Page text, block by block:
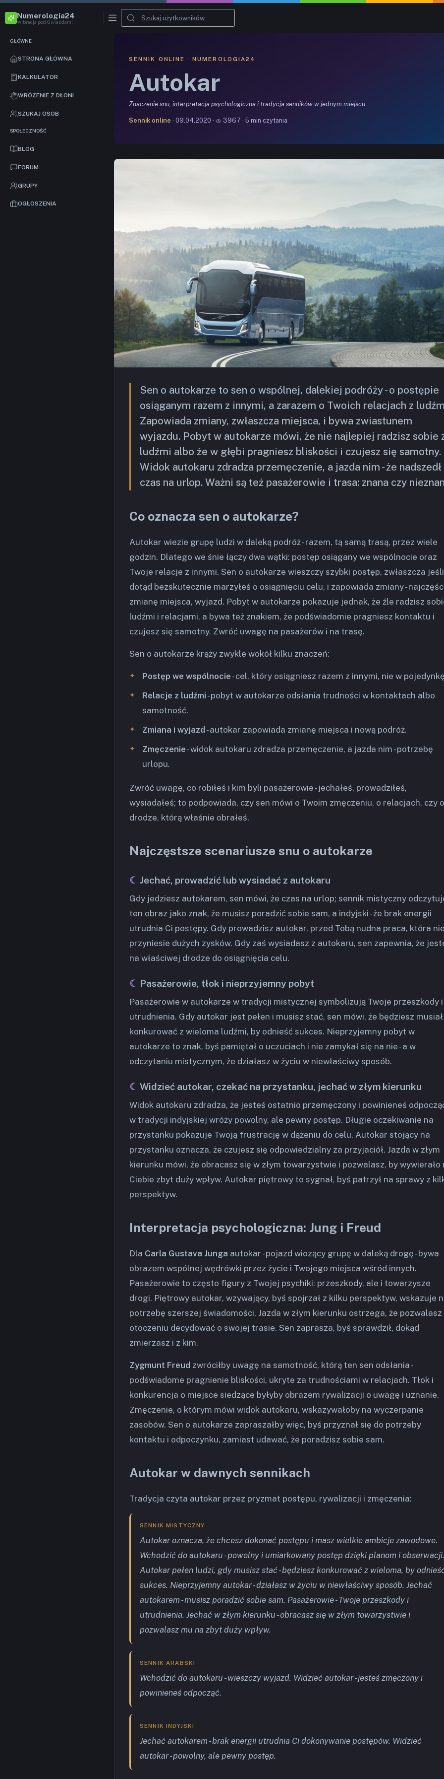
GŁÓWNE
STRONA GŁÓWNA
KALKULATOR
WRÓŻENIE Z DŁONI
SZUKAJ OSÓB
SPOŁECZNOŚĆ
BLOG
FORUM
GRUPY
OGŁOSZENIA
Numerologia24
Wibracja pod Gwiazdami
SENNIK ONLINE · NUMEROLOGIA24
Autokar
Znaczenie snu, interpretacja psychologiczna i tradycja senników w jednym miejscu.
Sennik online · 09.04.2020 · 3967 · 5 min czytania
Sen o autokarze to sen o wspólnej, dalekiej podróży - o postępie
osiąganym razem z innymi, a zarazem o Twoich relacjach z
Zapowiada zmiany, zwłaszcza miejsca, i bywa zwiastunem
wyjazdu. Pobyt w autokarze mówi, że nie najlepiej radzisz sobie
ludźmi albo że w głębi pragniesz bliskości i czujesz się samotny.
Widok autokaru zdradza przemęczenie, a jazda nim - że nadszedł
czas na urlop. Ważni są też pasażerowie i trasa: znana czy
Co oznacza sen o autokarze?
Autokar wiezie grupę ludzi w daleką podróż - razem, tą samą trasą, przez wiele
godzin. Dlatego we śnie łączy dwa wątki: postęp osiągany we wspólnocie oraz
Twoje relacje z innymi. Sen o autokarze wieszczy szybki postęp, zwłaszcza jeśli
dotąd bezskutecznie marzyłeś o osiągnięciu celu, i zapowiada zmiany -
zmianę miejsca, wyjazd. Pobyt w autokarze pokazuje jednak, że źle radzisz
ludźmi i relacjami, a bywa też znakiem, że podświadomie pragniesz kontaktu i
czujesz się samotny. Zwróć uwagę na pasażerów i na trasę.
Sen o autokarze krąży zwykle wokół kilku znaczeń:
Postęp we wspólnocie - cel, który osiągniesz razem z innymi, nie w
Relacje z ludźmi - pobyt w autokarze odsłania trudności w kontaktach albo
samotność.
Zmiana i wyjazd - autokar zapowiada zmianę miejsca i nową podróż.
Zmęczenie - widok autokaru zdradza przemęczenie, a jazda nim - potrzebę
urlopu.
Zwróć uwagę, co robiłeś i kim byli pasażerowie - jechałeś, prowadziłeś,
wysiadałeś; to podpowiada, czy sen mówi o Twoim zmęczeniu, o relacjach, czy o
drodze, którą właśnie obrałeś.
Najczęstsze scenariusze snu o autokarze
Jechać, prowadzić lub wysiadać z autokaru
Gdy jedziesz autokarem, sen mówi, że czas na urlop; sennik mistyczny
ten obraz jako znak, że musisz poradzić sobie sam, a indyjski - że brak energii
utrudnia Ci postępy. Gdy prowadzisz autokar, przed Tobą nudna praca, która
przyniesie dużych zysków. Gdy zaś wysiadasz z autokaru, sen zapewnia, że
na właściwej drodze do osiągnięcia celu.
Pasażerowie, tłok i nieprzyjemny pobyt
Pasażerowie w autokarze w tradycji mistycznej symbolizują Twoje przeszkody i
utrudnienia. Gdy autokar jest pełen i musisz stać, sen mówi, że będziesz musiał
konkurować z wieloma ludźmi, by odnieść sukces. Nieprzyjemny pobyt w
autokarze to znak, byś pamiętał o uczuciach i nie zamykał się na nie - a w
odczytaniu mistycznym, że działasz w życiu w niewłaściwy sposób.
Widzieć autokar, czekać na przystanku, jechać w złym kierunku
Widok autokaru zdradza, że jesteś ostatnio przemęczony i powinieneś
w tradycji indyjskiej wróży powolny, ale pewny postęp. Długie oczekiwanie na
przystanku pokazuje Twoją frustrację w dążeniu do celu. Autokar stojący na
przystanku oznacza, że czujesz się odpowiedzialny za przyjaciół. Jazda w złym
kierunku mówi, że obracasz się w złym towarzystwie i pozwalasz, by wywierało
Ciebie zbyt duży wpływ. Autokar piętrowy to sygnał, byś patrzył na sprawy z
perspektyw.
Interpretacja psychologiczna: Jung i Freud
Dla Carla Gustava Junga autokar - pojazd wiozący grupę w daleką drogę - bywa
obrazem wspólnej wędrówki przez życie i Twojego miejsca wśród innych.
Pasażerowie to często figury z Twojej psychiki: przeszkody, ale i towarzysze
drogi. Piętrowy autokar, wzywający, byś spojrzał z kilku perspektyw, wskazuje
potrzebę szerszej świadomości. Jazda w złym kierunku ostrzega, że pozwalasz
otoczeniu decydować o swojej trasie. Sen zaprasza, byś sprawdził, dokąd
zmierzasz i z kim.
Zygmunt Freud zwróciłby uwagę na samotność, którą ten sen odsłania -
podświadome pragnienie bliskości, ukryte za trudnościami w relacjach. Tłok i
konkurencja o miejsce siedzące byłyby obrazem rywalizacji o uwagę i uznanie.
Zmęczenie, o którym mówi widok autokaru, wskazywałoby na wyczerpanie
zasobów. Sen o autokarze zapraszałby więc, byś przyznał się do potrzeby
kontaktu i odpoczynku, zamiast udawać, że poradzisz sobie sam.
Autokar w dawnych sennikach
Tradycja czyta autokar przez pryzmat postępu, rywalizacji i zmęczenia:
SENNIK MISTYCZNY
Autokar oznacza, że chcesz dokonać postępu i masz wielkie ambicje zawodowe.
Wchodzić do autokaru - powolny i umiarkowany postęp dzięki planom i obserwacji.
Autokar pełen ludzi, gdy musisz stać - będziesz konkurować z wieloma, by
sukces. Nieprzyjemny autokar - działasz w życiu w niewłaściwy sposób. Jechać
autokarem - musisz poradzić sobie sam. Pasażerowie - Twoje przeszkody i
utrudnienia. Jechać w złym kierunku - obracasz się w złym towarzystwie i
pozwalasz mu na zbyt duży wpływ.
SENNIK ARABSKI
Wchodzić do autokaru - wieszczy wyjazd. Widzieć autokar - jesteś zmęczony i
powinieneś odpocząć.
SENNIK INDYJSKI
Jechać autokarem - brak energii utrudnia Ci dokonywanie postępów. Widzieć
autokar - powolny, ale pewny postęp.